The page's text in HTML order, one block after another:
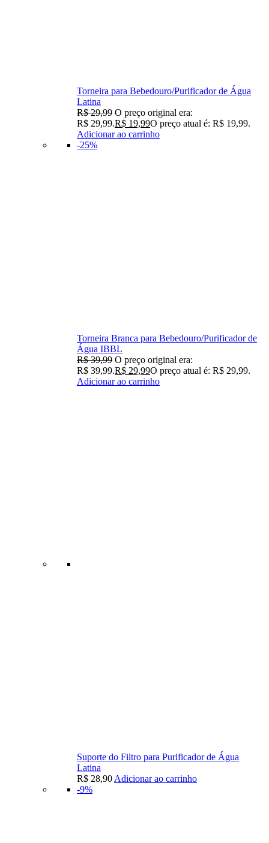
Torneira para Bebedouro/Purificador de Água
Latina
R$29,99 O preço original era:
R$ 29,99.R$ 19,99O preço atual é: R$ 19,99.
Adicionar ao carrinho
-25%
Torneira Branca para Bebedouro/Purificador de
Água IBBL
R$39,99 O preço original era:
R$ 39,99.R$ 29,99O preço atual é: R$ 29,99.
Adicionar ao carrinho
Suporte do Filtro para Purificador de Água
Latina
R$ 28,90 Adicionar ao carrinho
-9%